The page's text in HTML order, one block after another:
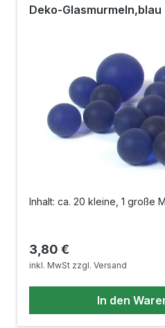
Deko-Glasmurmeln,blau
Inhalt: ca. 20 kleine, 1 große
Regulärer Preis:
3,80 €
inkl. MwSt zzgl. Versand
In den